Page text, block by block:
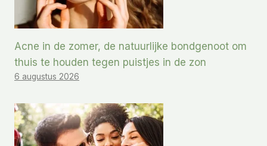
Acne in de zomer, de natuurlijke bondgenoot om
thuis te houden tegen puistjes in de zon
6 augustus 2026